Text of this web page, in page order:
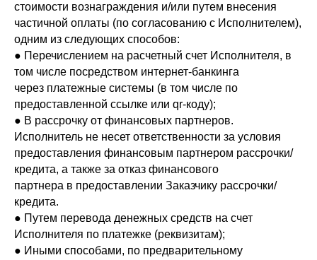
стоимости вознаграждения и/или путем внесения
частичной оплаты (по согласованию с Исполнителем),
одним из следующих способов:
● Перечислением на расчетный счет Исполнителя, в
том числе посредством интернет-банкинга
через платежные системы (в том числе по
предоставленной ссылке или qr-коду);
● В рассрочку от финансовых партнеров.
Исполнитель не несет ответственности за условия
предоставления финансовым партнером рассрочки/
кредита, а также за отказ финансового
партнера в предоставлении Заказчику рассрочки/
кредита.
● Путем перевода денежных средств на счет
Исполнителя по платежке (реквизитам);
● Иными способами, по предварительному